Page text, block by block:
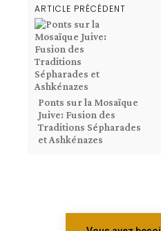
ARTICLE PRÉCÉDENT
Ponts sur la Mosaïque
Juive: Fusion des
Traditions Sépharades
et Ashkénazes